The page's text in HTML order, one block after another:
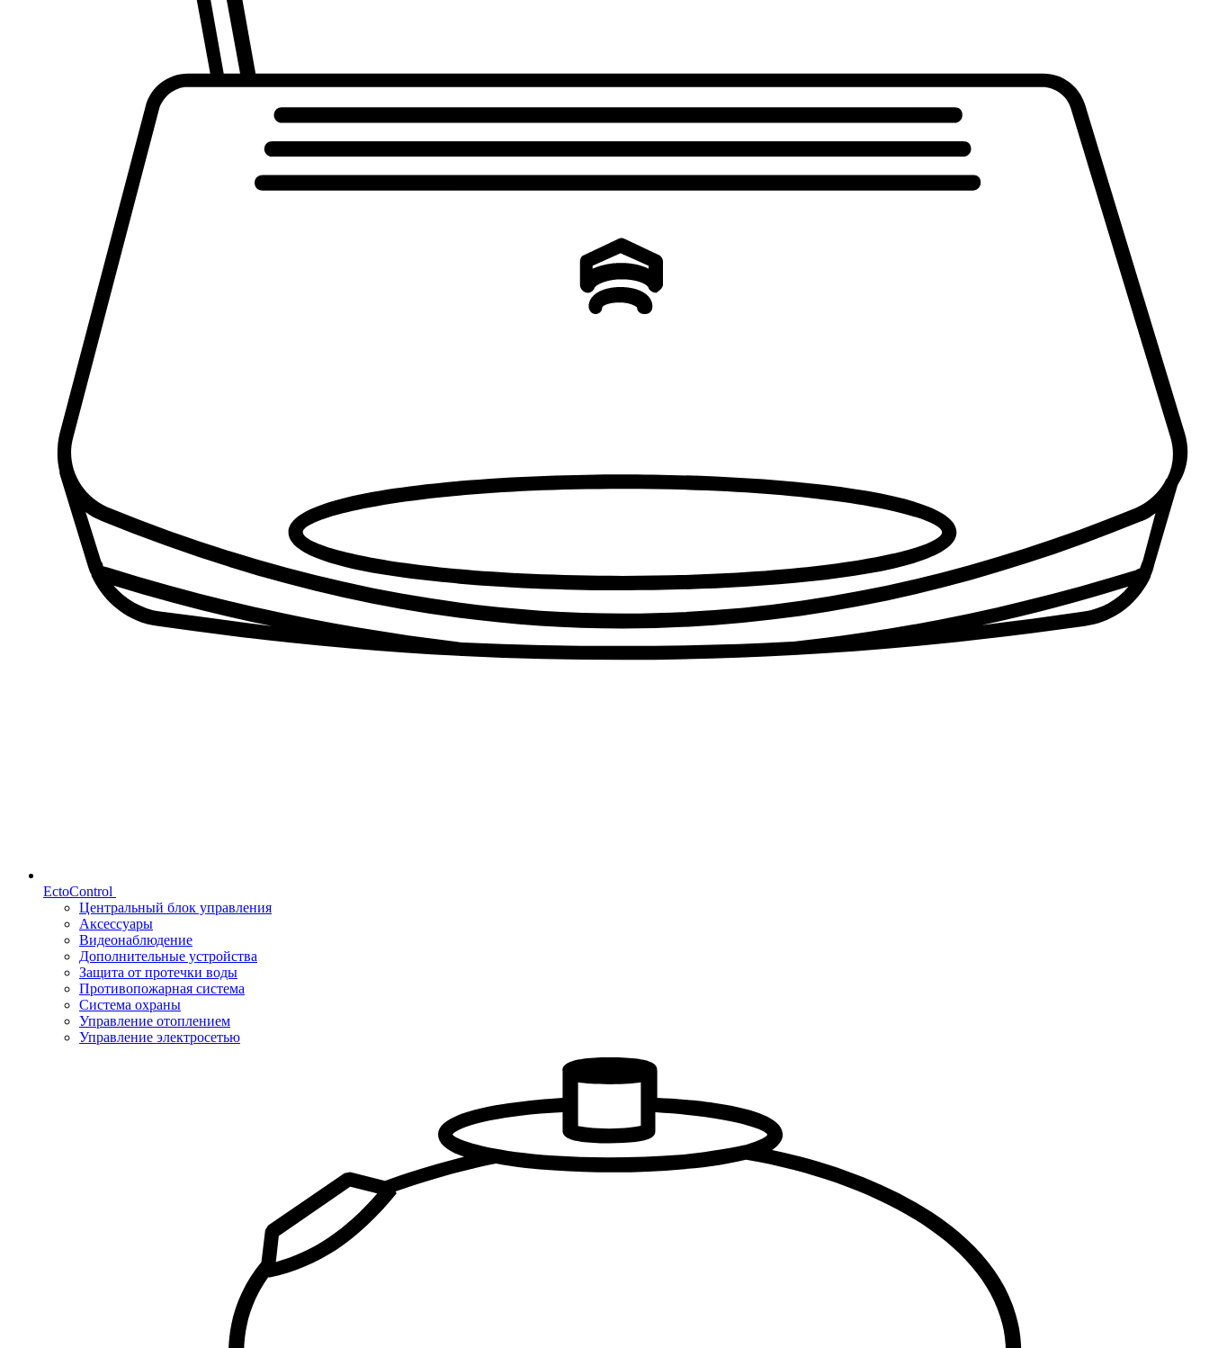
EctoControl
Центральный блок управления
Аксессуары
Видеонаблюдение
Дополнительные устройства
Защита от протечки воды
Противопожарная система
Система охраны
Управление отоплением
Управление электросетью